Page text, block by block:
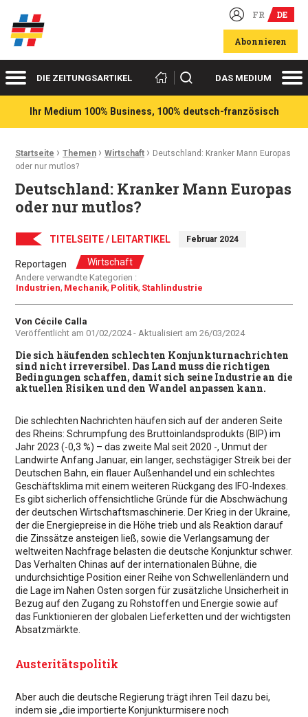
Deutsch-französische Wirtschaftsakteure FR DE
Abonnieren
MenüDIE ZEITUNGSARTIKEL Suchen DAS MEDIUM
Ihr Medium 100% Business, 100% deutsch-französisch
Ariadnefaden:
Startseite › Themen › Wirtschaft › Deutschland: Kranker Mann Europas
oder nur mutlos?
Deutschland: Kranker Mann Europas
oder nur mutlos?
TITELSEITE / LEITARTIKEL Februar 2024
Reportagen Wirtschaft
Andere verwandte Kategorien :
Industrien Mechanik Politik Stahlindustrie
Autor
Von Cécile Calla
Veröffentlicht am 01/02/2024- Aktualisiert am 26/03/2024
Die sich häufenden schlechten Konjunkturnachrichten
sind nicht irreversibel. Das Land muss die richtigen
Bedingungen schaffen, damit sich seine Industrie an die
aktuellen Risiken und den Wandel anpassen kann.
Die schlechten Nachrichten häufen sich auf der anderen Seite
des Rheins: Schrumpfung des Bruttoinlandsprodukts (BIP) im
Jahr 2023 (-0,3 %) – das zweite Mal seit 2020 -, Unmut der
Landwirte Anfang Januar, ein langer, sechstägiger Streik bei der
Deutschen Bahn, ein flauer Außenhandel und ein schlechtes
Geschäftsklima mit einem weiteren Rückgang des IFO-Indexes.
Es gibt sicherlich offensichtliche Gründe für die Abschwächung
der deutschen Wirtschaftsmaschinerie. Der Krieg in der Ukraine,
der die Energiepreise in die Höhe trieb und als Reaktion darauf
die Zinssätze ansteigen ließ, sowie die Verlangsamung der
weltweiten Nachfrage belasten die deutsche Konjunktur schwer.
Das Verhalten Chinas auf der internationalen Bühne, die
undurchsichtige Position einer Reihe von Schwellenländern und
die Lage im Nahen Osten sorgen für zusätzliche Unsicherheit in
Bezug auf den Zugang zu Rohstoffen und Energie sowie auf
das Funktionieren der globalen Lieferketten und der wichtigsten
Absatzmärkte.
Austeritätspolitik
Aber auch die deutsche Regierung trägt ihren Teil dazu bei,
indem sie „die importierte Konjunkturmisere noch